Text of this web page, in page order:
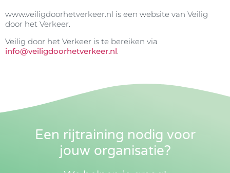
www.veiligdoorhetverkeer.nl is een website van Veilig
door het Verkeer.
Veilig door het Verkeer is te bereiken via
info@veiligdoorhetverkeer.nl
Een rijtraining nodig voor
jouw organisatie?